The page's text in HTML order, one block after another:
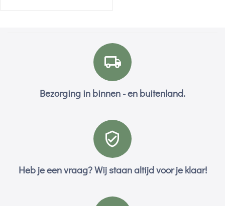
Bezorging in binnen - en buitenland.
Heb je een vraag? Wij staan altijd voor je klaar!